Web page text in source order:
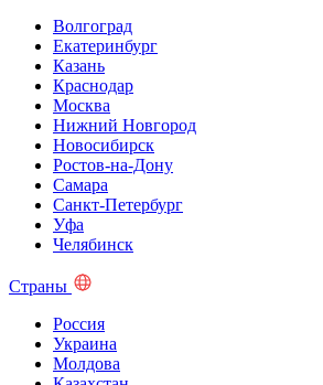
Волгоград
Екатеринбург
Казань
Краснодар
Москва
Нижний Новгород
Новосибирск
Ростов-на-Дону
Самара
Санкт-Петербург
Уфа
Челябинск
Страны
Россия
Украина
Молдова